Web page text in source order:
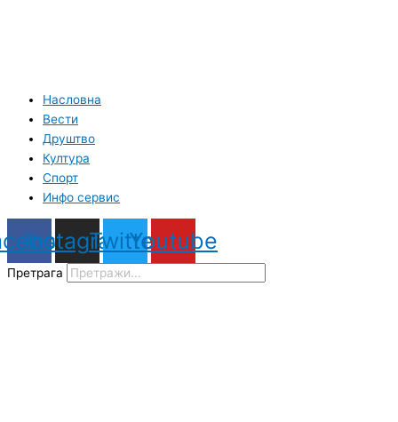
Насловна
Вести
Друштво
Култура
Спорт
Инфо сервис
Instagram
TwitterYoutube
Претрага